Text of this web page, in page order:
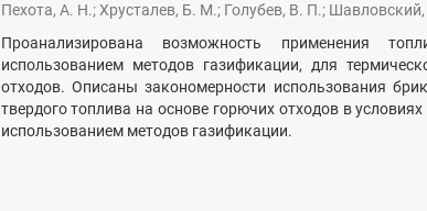
Пехота, А. Н.;Хрусталев, Б. М.; Голубев, В. П.;
Проанализирована возможность применения
использованием методов газификации, для
отходов. Описаны закономерности использования
твердого топлива на основе горючих отходов в
использованием методов газификации.